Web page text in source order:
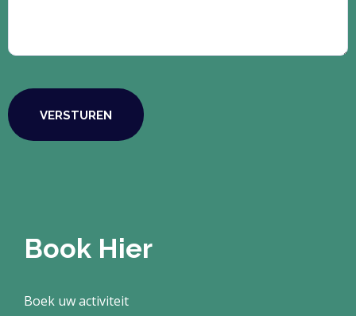
Book Hier
Boek uw activiteit